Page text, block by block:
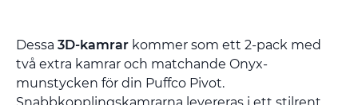
Dessa 3D-kamrar kommer som ett 2-pack med
två extra kamrar och matchande Onyx-
munstycken för din Puffco Pivot.